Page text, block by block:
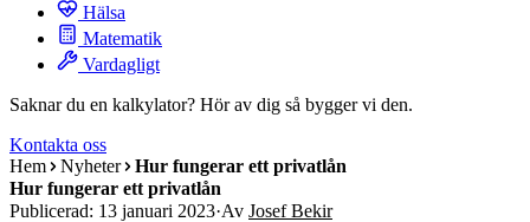
Hälsa
Matematik
Vardagligt
Saknar du en kalkylator? Hör av dig så bygger vi den.
Kontakta oss
Hem
Nyheter
Hur fungerar ett privatlån
Hur fungerar ett privatlån
Publicerad: 13 januari 2023·Av Josef Bekir